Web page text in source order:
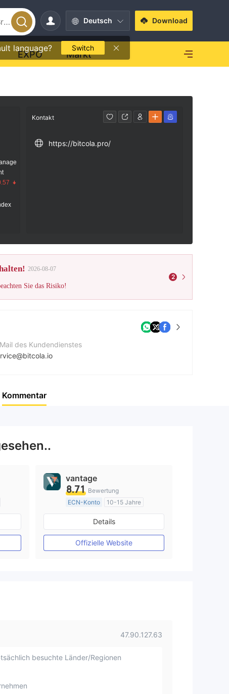
Deutsch
language? Switch
Download
EXPO Markt
Kontakt
https://bitcola.pro/
2026-08-07
Sie das Risiko!
2
des Kundendienstes
Kommentar
vantage
8.71 Bewertung
ECN-Konto
10-15 Jahre
AustralienRegulierung
Market Making (MM)
MT4-Volllizenz
Details
Offizielle Website
47.90.127.63
besuchte Länder/Regionen